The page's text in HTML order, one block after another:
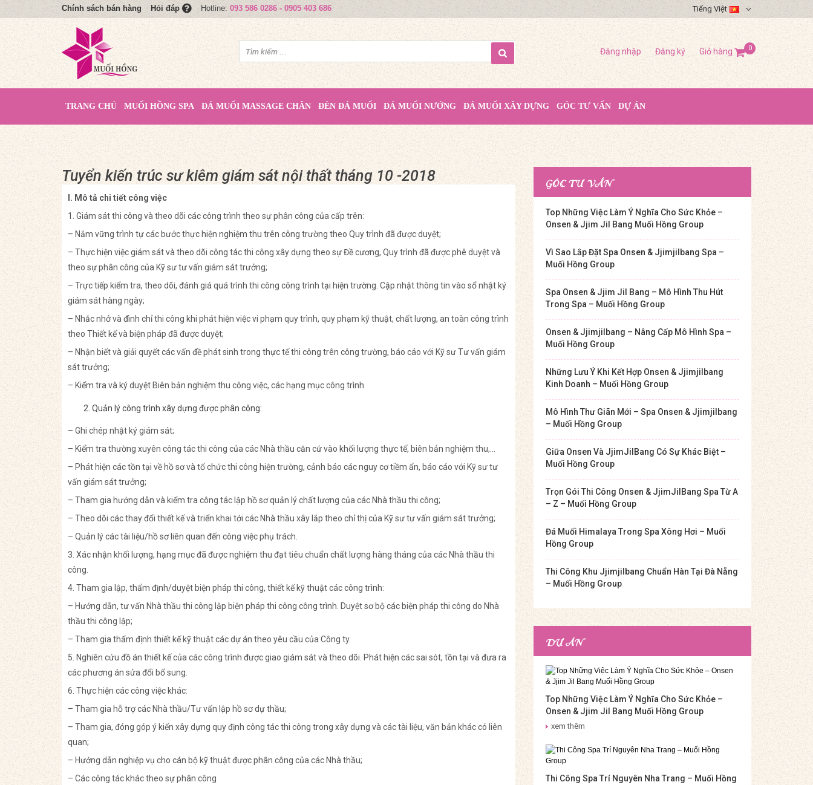
Chính sách bán hàng Hỏi đáp Hotline: 093 586 0286 - 0905 403 686 Tiếng Việt
Đăng nhập Đăng ký Giỏ hàng 0
TRANG CHỦ MUỐI HỒNG SPA ĐÁ MUỐI MASSAGE CHÂN ĐÈN ĐÁ MUỐI ĐÁ MUỐI NƯỚNG ĐÁ MUỐI XÂY DỰNG GÓC TƯ VẤN DỰ ÁN
Tuyển kiến trúc sư kiêm giám sát nội thất tháng 10 -2018
I. Mô tả chi tiết công việc
1. Giám sát thi công và theo dõi các công trình theo sự phân công của cấp trên:
– Nắm vững trình tự các bước thực hiện nghiệm thu trên công trường theo Quy trình đã được duyệt;
– Thực hiện việc giám sát và theo dõi công tác thi công xây dựng theo sự Đề cương, Quy trình đã được phê duyệt và
theo sự phân công của Kỹ sư tư vấn giám sát trưởng;
– Trực tiếp kiểm tra, theo dõi, đánh giá quá trình thi công công trình tại hiện trường. Cập nhật thông tin vào sổ nhật ký
giám sát hàng ngày;
– Nhắc nhở và đình chỉ thi công khi phát hiện việc vi phạm quy trình, quy phạm kỹ thuật, chất lượng, an toàn công trình
theo Thiết kế và biện pháp đã được duyệt;
– Nhận biết và giải quyết các vấn đề phát sinh trong thực tế thi công trên công trường, báo cáo với Kỹ sư Tư vấn giám
sát trưởng;
– Kiểm tra và ký duyệt Biên bản nghiệm thu công việc, các hạng mục công trình
Quản lý công trình xây dựng được phân công:
– Ghi chép nhật ký giám sát;
– Kiểm tra thường xuyên công tác thi công của các Nhà thầu căn cứ vào khối lượng thực tế, biên bản nghiệm thu,…
– Phát hiện các tồn tại về hồ sơ và tổ chức thi công hiện trường, cảnh báo các nguy cơ tiềm ẩn, báo cáo với Kỹ sư tư
vấn giám sát trưởng;
– Tham gia hướng dẫn và kiểm tra công tác lập hồ sơ quản lý chất lượng của các Nhà thầu thi công;
– Theo dõi các thay đổi thiết kế và triển khai tới các Nhà thầu xây lắp theo chỉ thị của Kỹ sư tư vấn giám sát trưởng;
– Quản lý các tài liệu/hồ sơ liên quan đến công việc phụ trách.
3. Xác nhận khối lượng, hạng mục đã được nghiệm thu đạt tiêu chuẩn chất lượng hàng tháng của các Nhà thầu thi
công.
4. Tham gia lập, thẩm định/duyệt biện pháp thi công, thiết kế kỹ thuật các công trình:
– Hướng dẫn, tư vấn Nhà thầu thi công lập biện pháp thi công công trình. Duyệt sơ bộ các biện pháp thi công do Nhà
thầu thi công lập;
– Tham gia thẩm định thiết kế kỹ thuật các dự án theo yêu cầu của Công ty.
5. Nghiên cứu đồ án thiết kế của các công trình được giao giám sát và theo dõi. Phát hiện các sai sót, tồn tại và đưa ra
các phương án sửa đổi bổ sung.
6. Thực hiện các công việc khác:
– Tham gia hỗ trợ các Nhà thầu/Tư vấn lập hồ sơ dự thầu;
– Tham gia, đóng góp ý kiến xây dựng quy định công tác thi công trong xây dựng và các tài liệu, văn bản khác có liên
quan;
– Hướng dẫn nghiệp vụ cho cán bộ kỹ thuật được phân công của các Nhà thầu;
– Các công tác khác theo sự phân công
GÓC TƯ VẤN
Top Những Việc Làm Ý Nghĩa Cho Sức Khỏe –
Onsen & Jjim Jil Bang Muối Hồng Group
Vì Sao Lắp Đặt Spa Onsen & Jjimjilbang Spa –
Muối Hồng Group
Spa Onsen & Jjim Jil Bang – Mô Hình Thu Hút
Trong Spa – Muối Hồng Group
Onsen & Jjimjilbang – Nâng Cấp Mô Hình Spa –
Muối Hồng Group
Những Lưu Ý Khi Kết Hợp Onsen & Jjimjilbang
Kinh Doanh – Muối Hồng Group
Mô Hình Thư Giãn Mới – Spa Onsen & Jjimjilbang
– Muối Hồng Group
Giữa Onsen Và JjimJilBang Có Sự Khác Biệt –
Muối Hồng Group
Trọn Gói Thi Công Onsen & JjimJilBang Spa Từ A
– Z – Muối Hồng Group
Đá Muối Himalaya Trong Spa Xông Hơi – Muối
Hồng Group
Thi Công Khu Jjimjilbang Chuẩn Hàn Tại Đà Nẵng
– Muối Hồng Group
DỰ ÁN
Top Những Việc Làm Ý Nghĩa Cho Sức Khỏe –
Onsen & Jjim Jil Bang Muối Hồng Group
xem thêm
Thi Công Spa Trí Nguyên Nha Trang – Muối Hồng